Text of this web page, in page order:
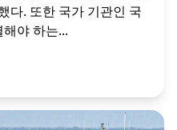
다. 또한 국가 기관인 국
야 하는...